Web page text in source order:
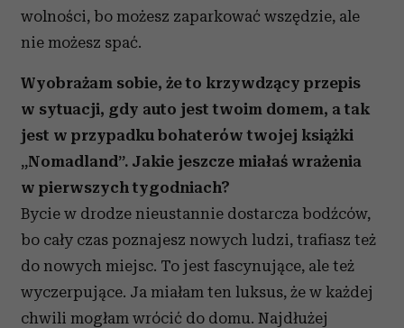
wolności, bo możesz zaparkować wszędzie, ale
nie możesz spać.
Wyobrażam sobie, że to krzywdzący przepis
w sytuacji, gdy auto jest twoim domem, a tak
jest w przypadku bohaterów twojej książki
„Nomadland”. Jakie jeszcze miałaś wrażenia
w pierwszych tygodniach?
Bycie w drodze nieustannie dostarcza bodźców,
bo cały czas poznajesz nowych ludzi, trafiasz też
do nowych miejsc. To jest fascynujące, ale też
wyczerpujące. Ja miałam ten luksus, że w każdej
chwili mogłam wrócić do domu. Najdłużej